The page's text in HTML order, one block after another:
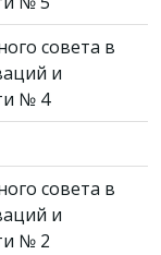
совета в
и
№ 4
совета в
и
№ 2